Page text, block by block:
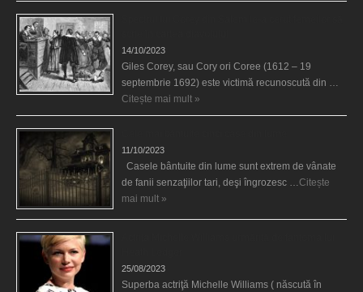
14/10/2023
Giles Corey, sau Cory ori Coree (1612 – 19
septembrie 1692) este victimă recunoscută din …
Citește mai mult »
11/10/2023
Casele bântuite din lume sunt extrem de vânate
de fanii senzaţiilor tari, deşi îngrozesc …Citește
mai mult »
25/08/2023
Superba actriţă Michelle Williams ( născută în